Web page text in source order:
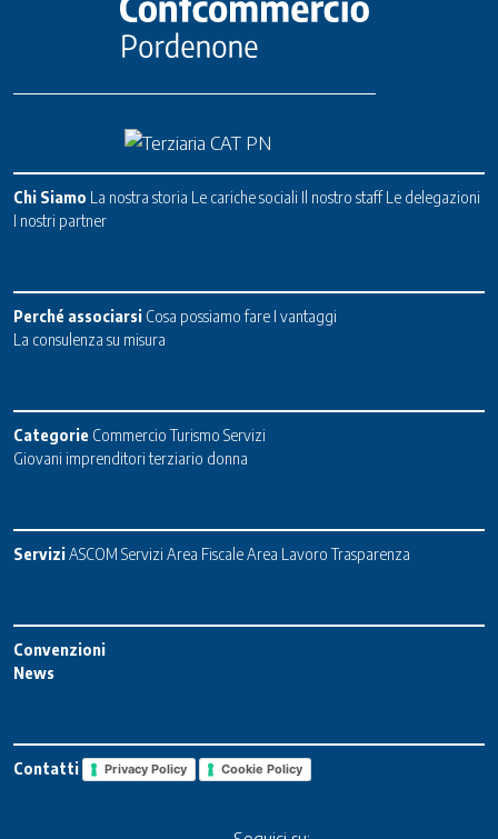
Chi Siamo La nostra storia Le cariche sociali Il nostro staff Le delegazioni
I nostri partner
Perché associarsi Cosa possiamo fare I vantaggi
La consulenza su misura
Categorie Commercio Turismo Servizi
Giovani imprenditori terziario donna
ServiziASCOM Servizi Area FiscaleArea Lavoro Trasparenza
Convenzioni
News
Contatti Privacy Policy Cookie Policy